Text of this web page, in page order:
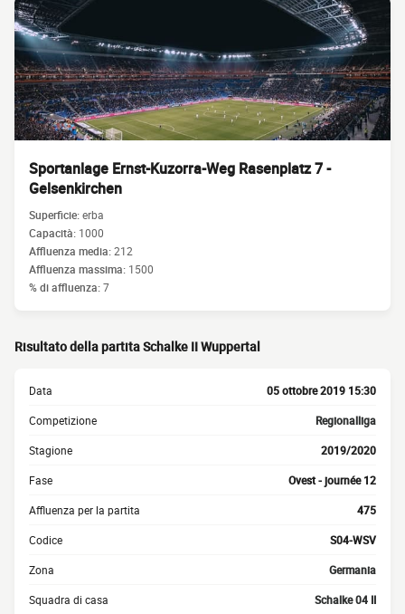
Sportanlage Ernst-Kuzorra-Weg Rasenplatz 7 -
Gelsenkirchen
Superficie:erba
Capacità: 1000
Affluenza media:212
Affluenza massima: 1500
% di affluenza:7
Risultato della partita Schalke II Wuppertal
Data 05 ottobre 2019 15:30
Competizione Regionalliga
Stagione 2019/2020
Fase Ovest - journée 12
Affluenza per la partita 475
Codice S04-WSV
Zona Germania
Squadra di casa Schalke 04 II